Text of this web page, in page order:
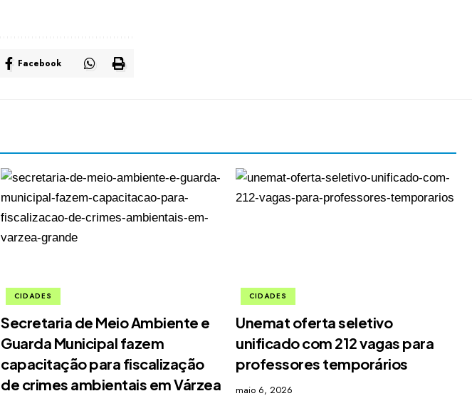
Facebook
CIDADES
Secretaria de Meio Ambiente e
Guarda Municipal fazem
capacitação para fiscalização
de crimes ambientais em Várzea
CIDADES
Unemat oferta seletivo
unificado com 212 vagas para
professores temporários
maio 6, 2026